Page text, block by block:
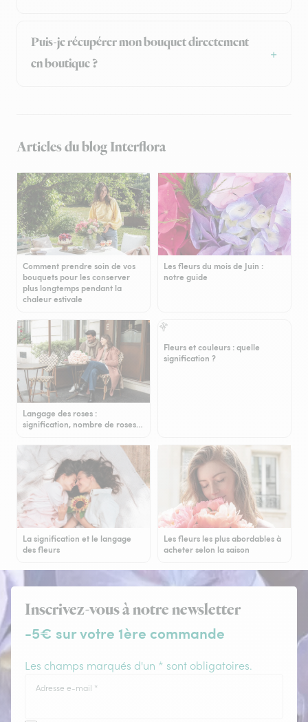
Puis-je récupérer mon bouquet directement
en boutique ?
Articles du blog Interflora
Comment prendre soin de vos
bouquets pour les conserver
plus longtemps pendant la
chaleur estivale
Les fleurs du mois de Juin :
notre guide
Langage des roses :
signification, nombre de roses…
Fleurs et couleurs : quelle
signification ?
La signification et le langage
des fleurs
Les fleurs les plus abordables à
acheter selon la saison
Inscrivez-vous à notre newsletter
-5€ sur votre 1ère commande
Les champs marqués d'un * sont obligatoires.
Adresse e-mail *